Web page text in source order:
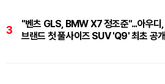
3
"벤츠 GLS, BMW X7 정조준"...아우디,
브랜드 첫 풀사이즈 SUV 'Q9' 최초 공개